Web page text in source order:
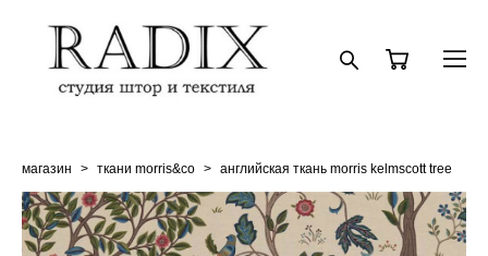
магазин > ткани morris&co > английская ткань morris kelmscott tree